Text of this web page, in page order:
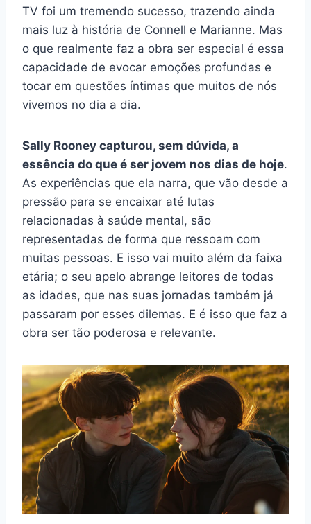
TV foi um tremendo sucesso, trazendo ainda
mais luz à história de Connell e Marianne. Mas
o que realmente faz a obra ser especial é essa
capacidade de evocar emoções profundas e
tocar em questões íntimas que muitos de nós
vivemos no dia a dia.
Sally Rooney capturou, sem dúvida, a
essência do que é ser jovem nos dias de hoje.
As experiências que ela narra, que vão desde a
pressão para se encaixar até lutas
relacionadas à saúde mental, são
representadas de forma que ressoam com
muitas pessoas. E isso vai muito além da faixa
etária; o seu apelo abrange leitores de todas
as idades, que nas suas jornadas também já
passaram por esses dilemas. E é isso que faz a
obra ser tão poderosa e relevante.